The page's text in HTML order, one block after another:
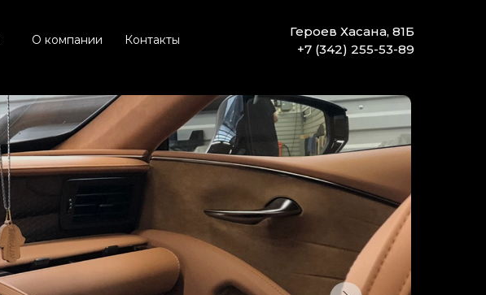
Контакты
О компании
Героев Хасана, 81Б
+7 (342) 255-53-89